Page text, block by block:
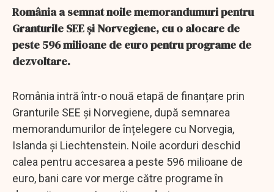
România a semnat noile memorandumuri pentru
Granturile SEE și Norvegiene, cu o alocare de
peste 596 milioane de euro pentru programe de
dezvoltare.
România intră într-o nouă etapă de finanțare prin
Granturile SEE și Norvegiene, după semnarea
memorandumurilor de înțelegere cu Norvegia,
Islanda și Liechtenstein. Noile acorduri deschid
calea pentru accesarea a peste 596 milioane de
euro, bani care vor merge către programe în